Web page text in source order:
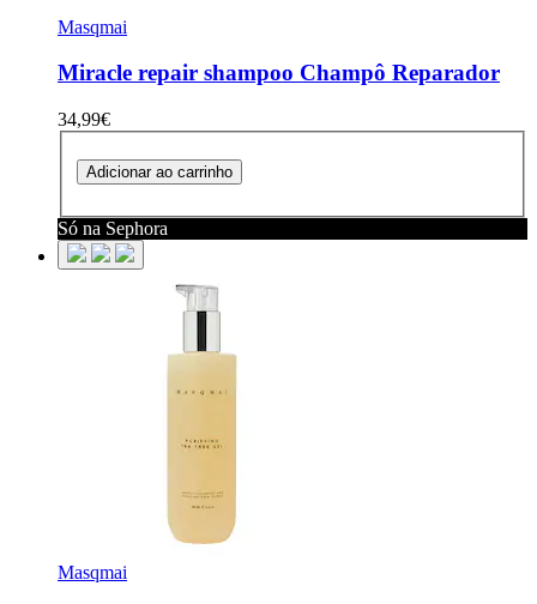
Masqmai
Miracle repair shampoo Champô Reparador
34,99€
Adicionar ao carrinho
Só na Sephora
Masqmai